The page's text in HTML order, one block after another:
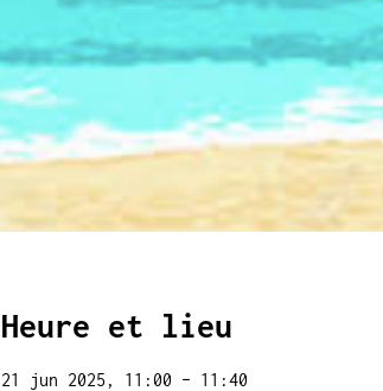
Heure et lieu
21 jun 2025, 11:00 – 11:40